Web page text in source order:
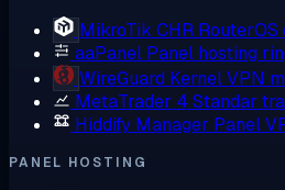
MikroTik CHR RouterOS
aaPanel Panel hosting
WireGuard Kernel VPN
MetaTrader 4 Standar
Hiddify Manager Panel
PANEL HOSTING